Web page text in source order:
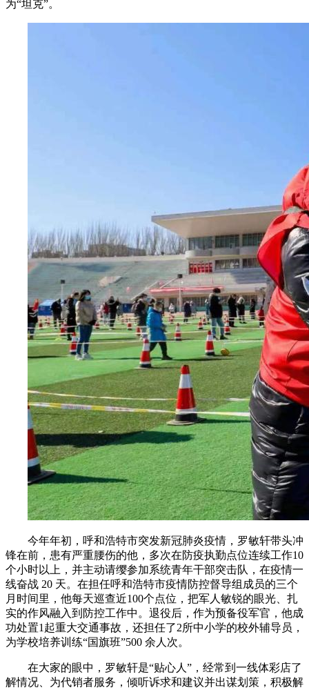
为“坦克”。
今年年初，呼和浩特市突发新冠肺炎疫情，罗敏轩带头冲
锋在前，患有严重腰伤的他，多次在防疫执勤点位连续工作10
个小时以上，并主动请缨参加系统青年干部突击队，在疫情一
线奋战 20 天。在担任呼和浩特市疫情防控督导组成员的三个
月时间里，他每天巡查近100个点位，把军人敏锐的眼光、扎
实的作风融入到防控工作中。退役后，作为预备役军官，他成
功处置1起重大交通事故，还担任了2所中小学的校外辅导员，
为学校培养训练“国旗班”500 余人次。
在大家的眼中，罗敏轩是“贴心人”，经常到一线体彩店了
解情况、为代销者服务，倾听诉求和建议并出谋划策，积极解